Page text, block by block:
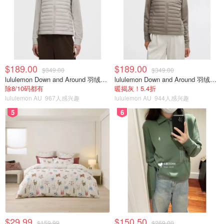
$189.00 $349.00
lululemon Down and Around 羽绒夹克
除8/10码都有
lululemon AU 967人感兴趣
$189.00 $349.00
lululemon Down and Around 羽绒夹克
暖揭灰！5.4折
lululemon AU 944人感兴趣
5 6